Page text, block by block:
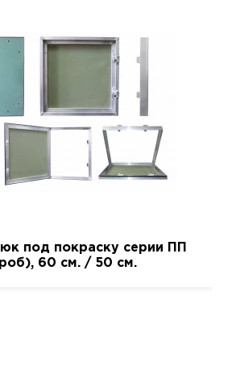
под покраску серии ПП
60 см. / 50 см.